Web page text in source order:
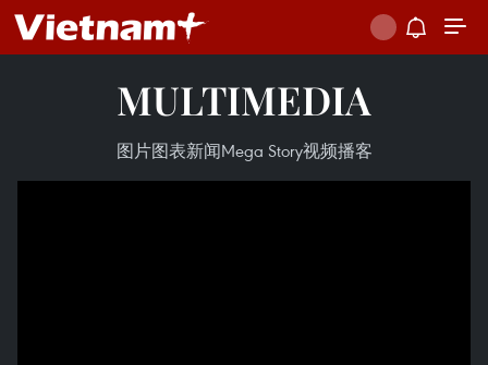
MULTIMEDIA
图片图表新闻Mega Story视频播客